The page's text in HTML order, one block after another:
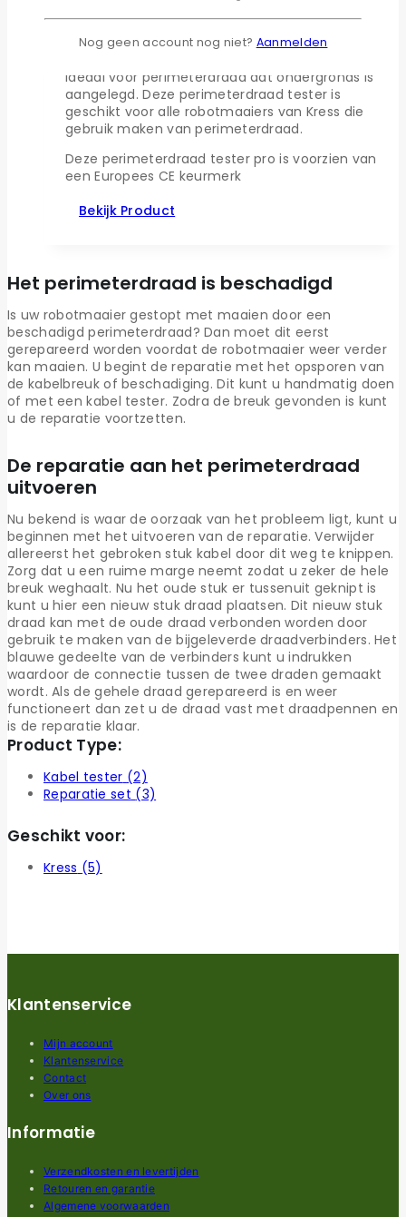
robotmaaiers in het bijzonder, maar kan voor
meerdere doeleinden gebruikt worden. De
ideaal voor perimeterdraad dat ondergronds is
aangelegd. Deze perimeterdraad tester is
geschikt voor alle robotmaaiers van Kress die
gebruik maken van perimeterdraad.
Deze perimeterdraad tester pro is voorzien van
een Europees CE keurmerk
Bekijk Product
Het perimeterdraad is beschadigd
Is uw robotmaaier gestopt met maaien door een
beschadigd perimeterdraad? Dan moet dit eerst
gerepareerd worden voordat de robotmaaier weer verder
kan maaien. U begint de reparatie met het opsporen van
de kabelbreuk of beschadiging. Dit kunt u handmatig doen
of met een kabel tester. Zodra de breuk gevonden is kunt
u de reparatie voortzetten.
De reparatie aan het perimeterdraad
uitvoeren
Nu bekend is waar de oorzaak van het probleem ligt, kunt u
beginnen met het uitvoeren van de reparatie. Verwijder
allereerst het gebroken stuk kabel door dit weg te knippen.
Zorg dat u een ruime marge neemt zodat u zeker de hele
breuk weghaalt. Nu het oude stuk er tussenuit geknipt is
kunt u hier een nieuw stuk draad plaatsen. Dit nieuw stuk
draad kan met de oude draad verbonden worden door
gebruik te maken van de bijgeleverde draadverbinders. Het
blauwe gedeelte van de verbinders kunt u indrukken
waardoor de connectie tussen de twee draden gemaakt
wordt. Als de gehele draad gerepareerd is en weer
functioneert dan zet u de draad vast met draadpennen en
is de reparatie klaar.
Product Type:
Kabel tester (2)
Reparatie set (3)
Geschikt voor:
Kress (5)
Klantenservice
Mijn account
Klantenservice
Contact
Over ons
Informatie
Verzendkosten en levertijden
Retouren en garantie
Algemene voorwaarden
Nog geen account nog niet? Aanmelden